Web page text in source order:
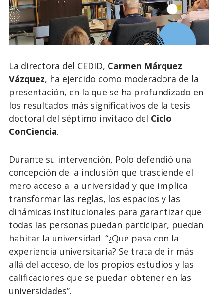
La directora del CEDID, Carmen Márquez
Vázquez, ha ejercido como moderadora de la
presentación, en la que se ha profundizado en
los resultados más significativos de la tesis
doctoral del séptimo invitado del Ciclo
ConCiencia.
Durante su intervención, Polo defendió una
concepción de la inclusión que trasciende el
mero acceso a la universidad y que implica
transformar las reglas, los espacios y las
dinámicas institucionales para garantizar que
todas las personas puedan participar, puedan
habitar la universidad. “¿Qué pasa con la
experiencia universitaria? Se trata de ir más
allá del acceso, de los propios estudios y las
calificaciones que se puedan obtener en las
universidades”.